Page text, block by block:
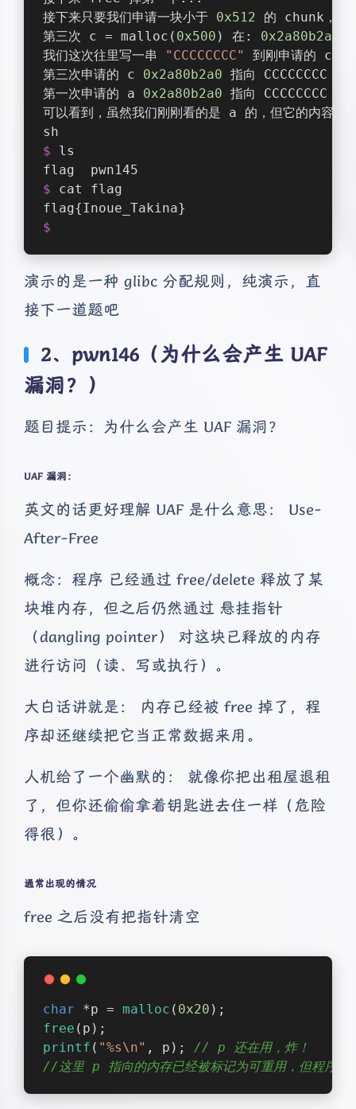
接下来只要我们申请一块小于 0x512 的 chunk，那
第三次 c = malloc( 0x500 ) 在: 0x2a80b2a0
我们这次往里写一串
"CCCCCCCC"
到刚申请的 c 中
第三次申请的 c 0x2a80b2a0 指向 CCCCCCCC
第一次申请的 a 0x2a80b2a0 指向 CCCCCCCC
可以看到，虽然我们刚刚看的是 a 的，但它的内容
sh
$ ls
flag  pwn145
$ cat flag
flag{Inoue_Takina}
$
演示的是一种 glibc 分配规则，纯演示，直
接下一道题吧
2、pwn146（为什么会产生 UAF
漏洞？）
题目提示：为什么会产生 UAF 漏洞？
UAF 漏洞：
英文的话更好理解 UAF 是什么意思： Use-
After-Free
概念：程序 已经通过 free/delete 释放了某
块堆内存，但之后仍然通过 悬挂指针
（dangling pointer） 对这块已释放的内存
进行访问（读、写或执行）。
大白话讲就是： 内存已经被 free 掉了，程
序却还继续把它当正常数据来用。
人机给了一个幽默的： 就像你把出租屋退租
了，但你还偷偷拿着钥匙进去住一样（危险
得很）。
通常出现的情况
free 之后没有把指针清空
char *p = malloc ( 0x20 );
free (p);
printf ( "%s\n" , p); // p 还在用，炸！
//这里 p 指向的内存已经被标记为可重用，但程序还